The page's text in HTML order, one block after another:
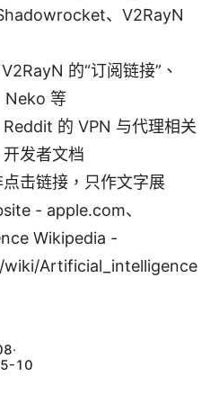
、V2RayN
的“订阅链接”、
Neko 等
的 VPN 与代理相关
发者文档
击链接，只作文字展
- apple.com、
Wikipedia -
Artificial_intelligence
·
10